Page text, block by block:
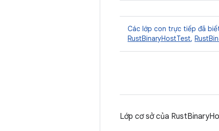
Các lớp con trực tiếp đã
RustBinaryHostTest,
Lớp cơ sở của